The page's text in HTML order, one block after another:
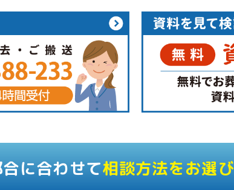
に合わせて相談方法をお選び